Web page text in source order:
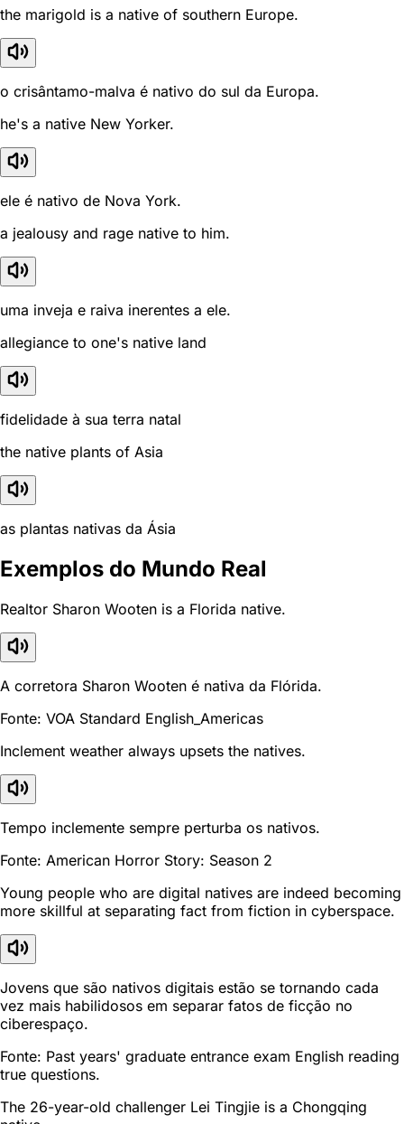
the marigold is a native of southern Europe.
o crisântamo-malva é nativo do sul da Europa.
he's a native New Yorker.
ele é nativo de Nova York.
a jealousy and rage native to him.
uma inveja e raiva inerentes a ele.
allegiance to one's native land
fidelidade à sua terra natal
the native plants of Asia
as plantas nativas da Ásia
Exemplos do Mundo Real
Realtor Sharon Wooten is a Florida native.
A corretora Sharon Wooten é nativa da Flórida.
Fonte: VOA Standard English_Americas
Inclement weather always upsets the natives.
Tempo inclemente sempre perturba os nativos.
Fonte: American Horror Story: Season 2
Young people who are digital natives are indeed becoming
more skillful at separating fact from fiction in cyberspace.
Jovens que são nativos digitais estão se tornando cada
vez mais habilidosos em separar fatos de ficção no
ciberespaço.
Fonte: Past years' graduate entrance exam English reading
true questions.
The 26-year-old challenger Lei Tingjie is a Chongqing